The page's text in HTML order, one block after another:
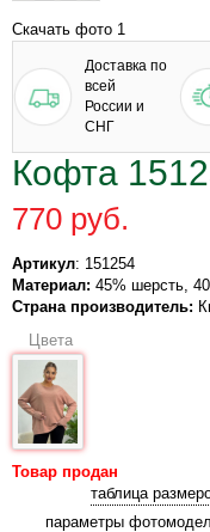
Скачать фото 1
Доставка по
всей
России и
СНГ
Кофта
770 руб.
Артикул: 151254
Материал: 45% шерсть,
Страна производитель:
Цвета
Товар продан
таблица
параметры